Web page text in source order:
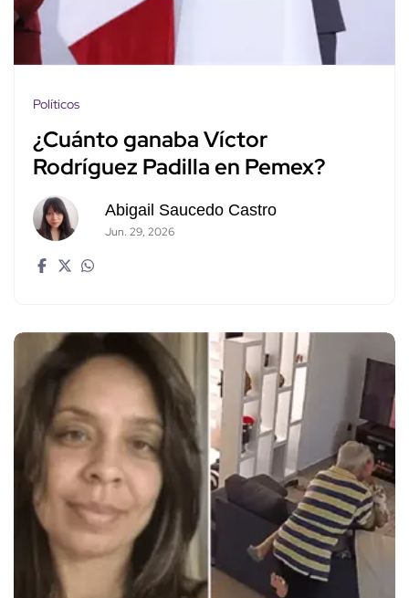
Políticos
¿Cuánto ganaba Víctor
Rodríguez Padilla en Pemex?
Abigail Saucedo Castro
Jun. 29, 2026